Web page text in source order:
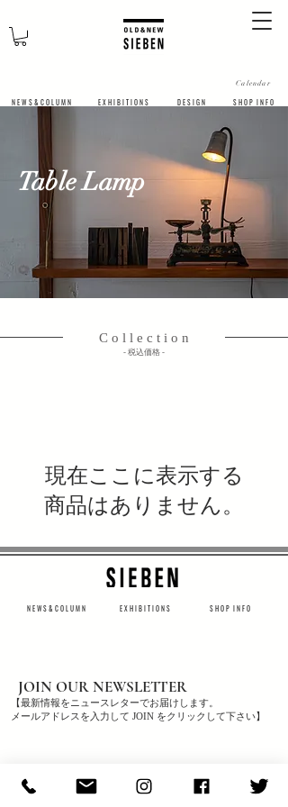
N E W S & C O L U M N
Calendar
​E X H I B I T I O N S D E S I G N S H O P I N F O
Table Lamp
現在ここに表示する
商品はありません。
C o l l e c t i o n
​- 税込価格 -
N E W S & C O L U M N ​E X H I B I T I O N S S H O P I N F O
【最新情報をニュースレターでお届けします。
メールアドレスを入力して JOIN をクリックして下さい】
JOIN OUR NEWSLETTER